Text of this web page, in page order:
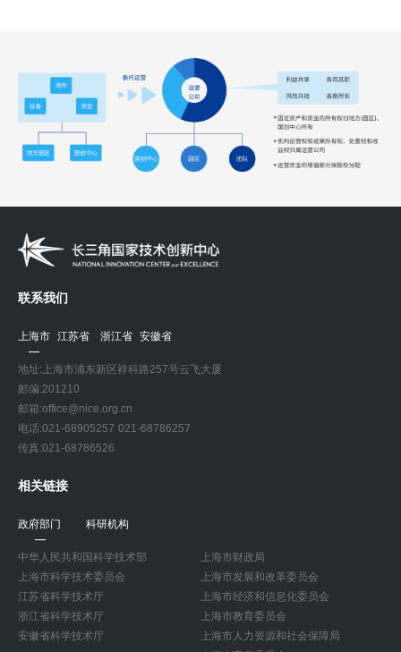
联系我们
上海市 江苏省 浙江省 安徽省
地址:上海市浦东新区祥科路257号云飞大厦
邮编:201210
邮箱:office@nice.org.cn
电话:021-68905257 021-68786257
传真:021-68786526
相关链接
政府部门 科研机构
中华人民共和国科学技术部
上海市科学技术委员会
江苏省科学技术厅
浙江省科学技术厅
安徽省科学技术厅
上海市财政局
上海市发展和改革委员会
上海市经济和信息化委员会
上海市教育委员会
上海市人力资源和社会保障局